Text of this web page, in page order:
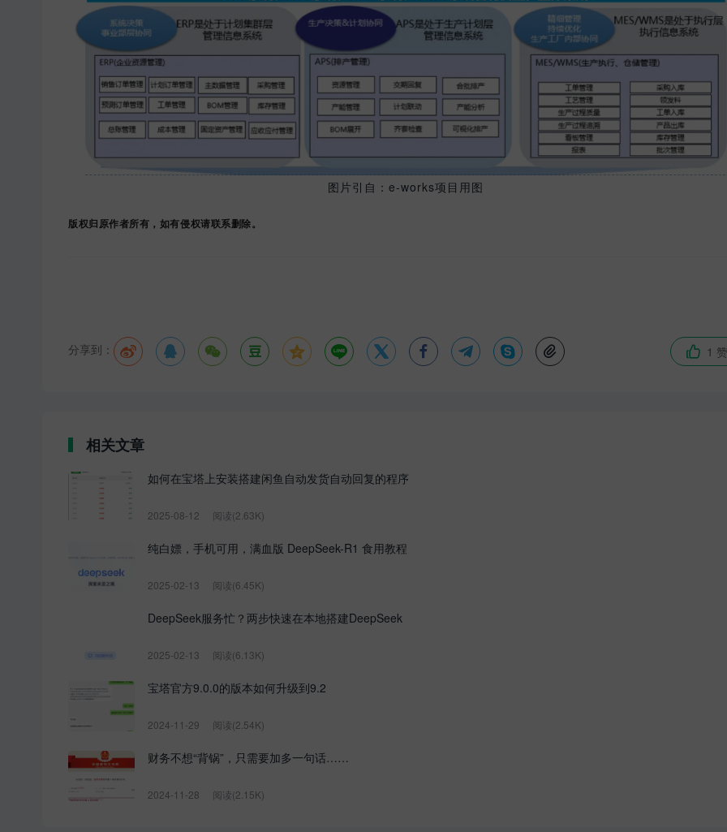
图片引自：e-works项目用图
版权归原作者所有，如有侵权请联系删除。
分享到：             1 赞
相关文章
如何在宝塔上安装搭建闲鱼自动发货自动回复的程序
2025-08-12 阅读(2.63K)
纯白嫖，手机可用，满血版 DeepSeek-R1 食用教程
2025-02-13 阅读(6.45K)
DeepSeek服务忙？两步快速在本地搭建DeepSeek
2025-02-13 阅读(6.13K)
宝塔官方9.0.0的版本如何升级到9.2
2024-11-29 阅读(2.54K)
财务不想“背锅”，只需要加多一句话……
2024-11-28 阅读(2.15K)